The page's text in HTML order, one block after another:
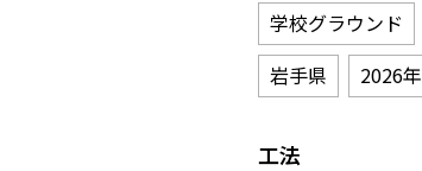
学校グラウンド
岩手県
2026年
工法